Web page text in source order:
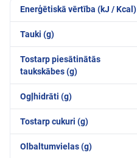
Enerģētiskā vērtība (kJ / Kcal)
Tauki (g)
Tostarp piesātinātās
taukskābes (g)
Ogļhidrāti (g)
Tostarp cukuri (g)
Olbaltumvielas (g)